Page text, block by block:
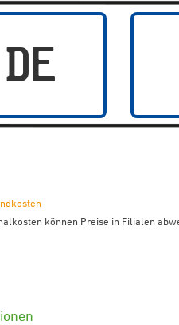
können Preise in Filialen